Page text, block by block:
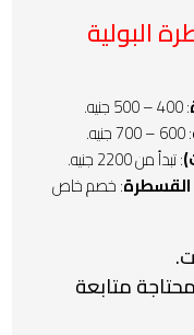
البولية
: 400 – 500 جنيه.
: 600 – 700 جنيه.
: تبدأ من 2200 جنيه.
: خصم خاص
متابعة